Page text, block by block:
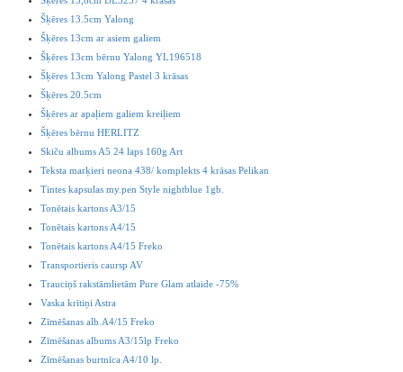
Šķēres 13.5cm Yalong
Šķēres 13cm ar asiem galiem
Šķēres 13cm bērnu Yalong YL196518
Šķēres 13cm Yalong Pastel 3 krāsas
Šķēres 20.5cm
Šķēres ar apaļiem galiem kreiļiem
Šķēres bērnu HERLITZ
Skiču albums A5 24 laps 160g Art
Teksta marķieri neona 438/ komplekts 4 krāsas Pelikan
Tintes kapsulas my.pen Style nightblue 1gb.
Tonētais kartons A3/15
Tonētais kartons A4/15
Tonētais kartons A4/15 Freko
Transportieris caursp AV
Trauciņš rakstāmlietām Pure Glam atlaide -75%
Vaska krītiņi Astra
Zīmēšanas alb.A4/15 Freko
Zīmēšanas albums A3/15lp Freko
Zīmēšanas burtnīca A4/10 lp.